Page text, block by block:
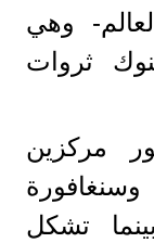
وهي
ثروات
مركزين
تشكل